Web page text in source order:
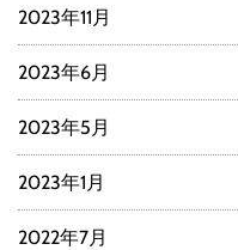
2023年11月
2023年6月
2023年5月
2023年1月
2022年7月